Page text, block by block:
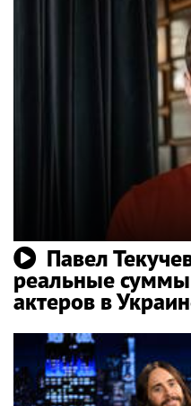
Павел
реальные
актеров в